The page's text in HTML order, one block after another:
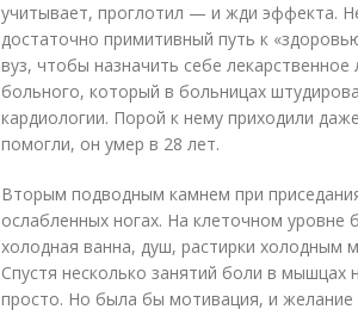
учитывает, проглотил — и жди эффекта.
достаточно примитивный путь к
вуз, чтобы назначить себе
больного, который в больницах
кардиологии. Порой к нему приходили
помогли, он умер в 28 лет.
Вторым подводным камнем при
ослабленных ногах. На клеточном
холодная ванна, душ, растирки холодным
Спустя несколько занятий боли в мышцах
просто. Но была бы мотивация, и желание